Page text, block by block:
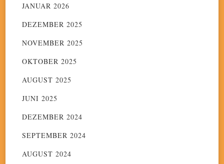
JANUAR 2026
DEZEMBER 2025
NOVEMBER 2025
OKTOBER 2025
AUGUST 2025
JUNI 2025
DEZEMBER 2024
SEPTEMBER 2024
AUGUST 2024